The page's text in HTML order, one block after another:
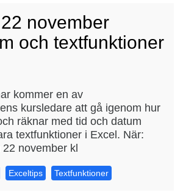
november
och textfunktioner
kommer en av
kursledare att gå igenom hur
räknar med tid och datum
textfunktioner i Excel. När:
november kl
Exceltips Textfunktioner